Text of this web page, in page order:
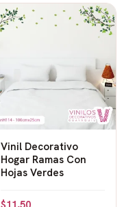
Vinil Decorativo
Hogar Ramas Con
Hojas Verdes